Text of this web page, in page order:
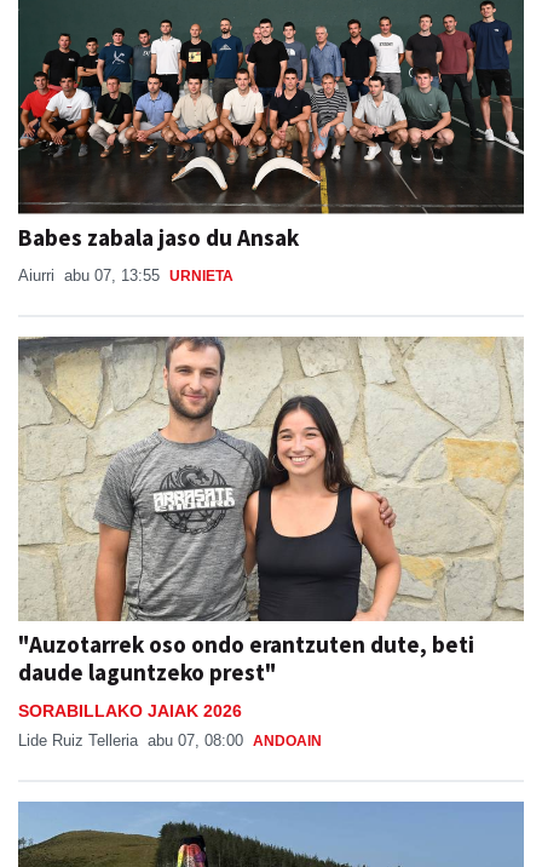
Babes zabala jaso du Ansak
Aiurri abu 07, 13:55 URNIETA
"Auzotarrek oso ondo erantzuten dute, beti
daude laguntzeko prest"
SORABILLAKO JAIAK 2026
Lide Ruiz Telleria abu 07, 08:00 ANDOAIN